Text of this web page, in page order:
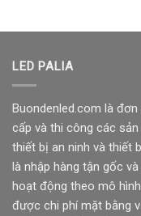
LED PALIA
Buondenled.com là
cấp và thi công các
thiết bị an ninh và thiết
là nhập hàng tận gốc
hoạt động theo mô
được chi phí mặt bằng